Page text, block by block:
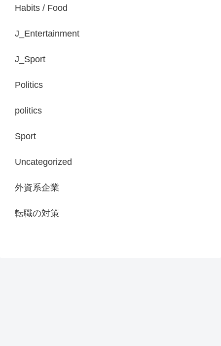
Habits / Food
J_Entertainment
J_Sport
Politics
politics
Sport
Uncategorized
外資系企業
転職の対策